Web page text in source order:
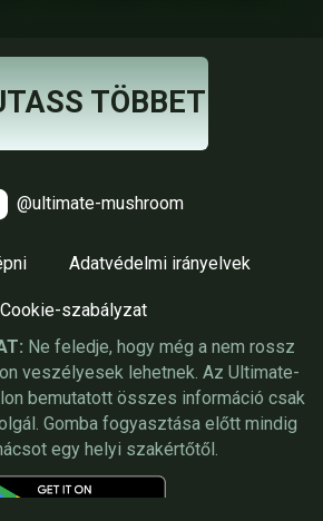
TÖBBET
@ultimate-mushroom
Adatvédelmi irányelvek
Cookie-szabályzat
Ne feledje, hogy még a nem rossz
veszélyesek lehetnek. Az Ultimate-
bemutatott összes információ csak
Gomba fogyasztása előtt mindig
egy helyi szakértőtől.